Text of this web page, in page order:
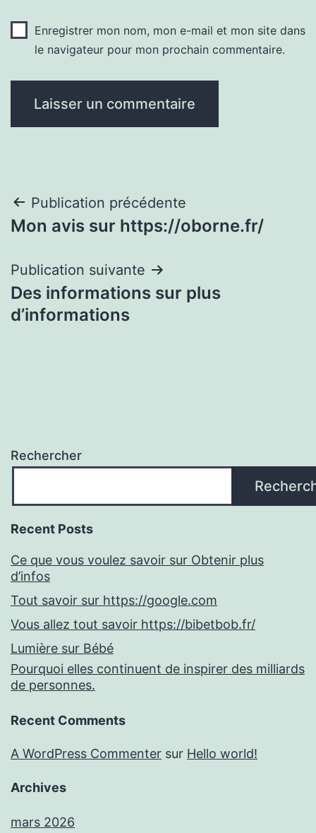
Enregistrer mon nom, mon e-mail et mon site dans
le navigateur pour mon prochain commentaire.
Navigation
de
l’article
Publication précédente
Mon avis sur https://oborne.fr/
Publication suivante
Des informations sur plus
d’informations
Rechercher
Recent Posts
Ce que vous voulez savoir sur Obtenir plus
d’infos
Tout savoir sur https://google.com
Vous allez tout savoir https://bibetbob.fr/
Lumière sur Bébé
Pourquoi elles continuent de inspirer des milliards
de personnes.
Recent Comments
A WordPress Commenter sur Hello world!
Archives
mars 2026